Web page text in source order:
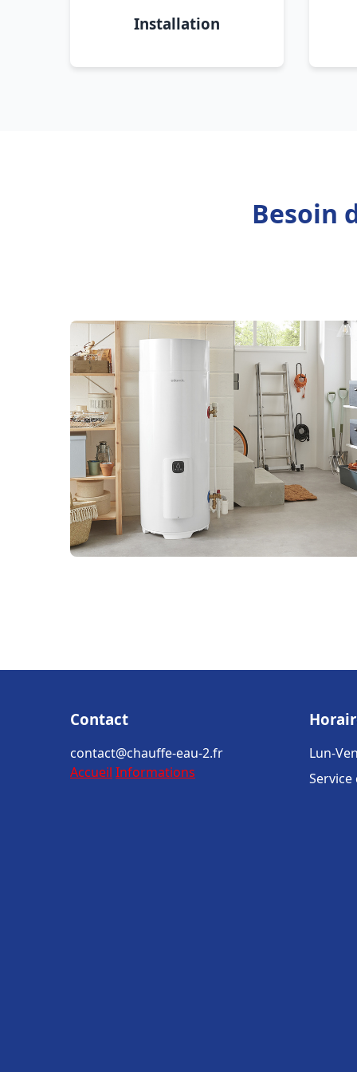
Installation
Besoin
Contact
contact@chauffe-eau-2.fr
Accueil Informations
Lun-